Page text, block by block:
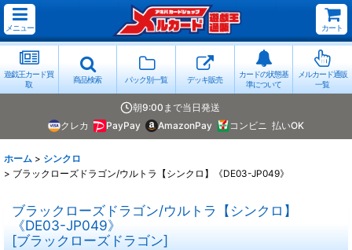
メニュー カート
遊戯王カード買
取
商品検索 パック別一覧 デッキ販売
カードの状態基
準について
メルカード通販
一覧
朝9:00まで当日発送
クレカ
PayPay AmazonPay コンビニ 払いOK
ホーム > シンクロ
> ブラックローズドラゴン/ウルトラ【シンクロ】《DE03-JP049》
ブラックローズドラゴン/ウルトラ【シンクロ】
《DE03-JP049》
[ブラックローズドラゴン]